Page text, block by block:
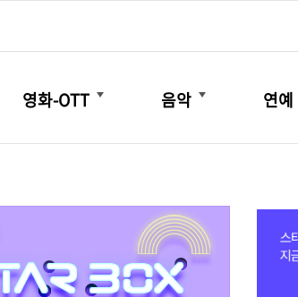
영화-OTT
더보기
음악
더보기
연예
더보기